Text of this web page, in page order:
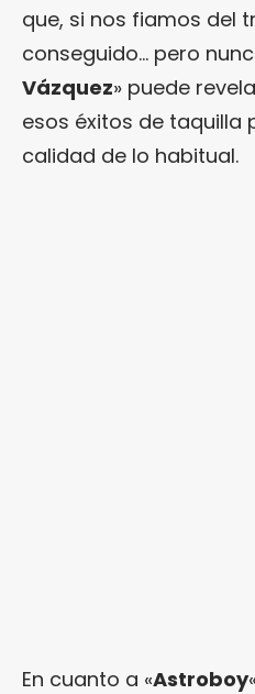
que, si nos fiamos del
conseguido… pero
Vázquez» puede
esos éxitos de taquilla
calidad de lo habitual.
En cuanto a «Astroboy